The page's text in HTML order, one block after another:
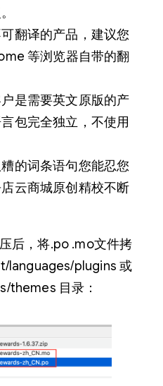
翻译的产品，建议您
等浏览器自带的翻
是需要英文原版的产
包完全独立，不使用
的词条语句您能忍您
云商城原创精校不断
后，将.po .mo文件拷
languages/plugins 或
themes 目录：